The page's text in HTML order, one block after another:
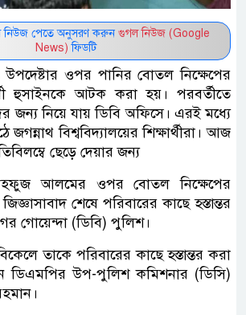
নিউজ পেতে অনুসরণ করুন গুগল নিউজ (Google
News) ফিডটি
ওপর পানির বোতল নিক্ষেপের
হুসাইনকে আটক করা হয়। পরবর্তীতে
জন্য নিয়ে যায় ডিবি অফিসে। এরই মধ্যে
বিশ্ববিদ্যালয়ের শিক্ষার্থীরা। আজ
ছেড়ে দেয়ার জন্য
আলমের ওপর বোতল নিক্ষেপের
শেষে পরিবারের কাছে হস্তান্তর
গোয়েন্দা (ডিবি) পুলিশ।
তাকে পরিবারের কাছে হস্তান্তর করা
ডিএমপির উপ-পুলিশ কমিশনার (ডিসি)